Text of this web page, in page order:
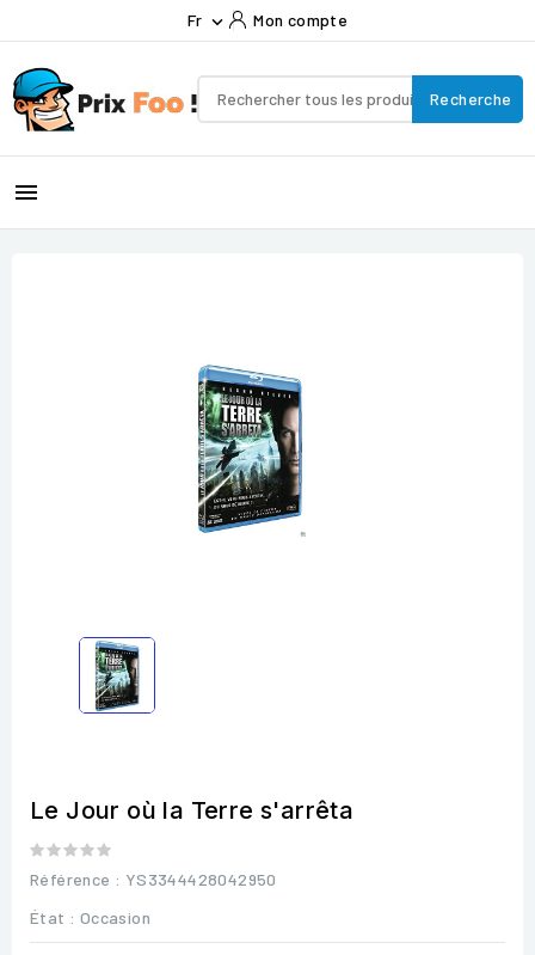
Fr  Mon compte
Recherche

Le Jour où la Terre s'arrêta
Référence : YS3344428042950
État : Occasion